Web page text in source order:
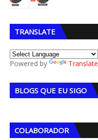
TRANSLATE
Powered by Translate
BLOGS QUE EU SIGO
COLABORADOR